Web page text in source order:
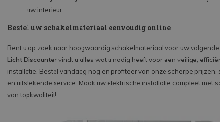
uw interieur.
Bestel uw schakelmateriaal eenvoudig online
Bent u op zoek naar hoogwaardig schakelmateriaal voor uw
Licht Discountervindt u alles wat u nodig heeft voor een veilige,
installatie. Bestel vandaag nog en profiteer van onze scherpe prijzen,
en uitstekende service. Maak uw elektrische installatie compleet met
van topkwaliteit!